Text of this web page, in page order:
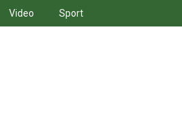
Video Sport